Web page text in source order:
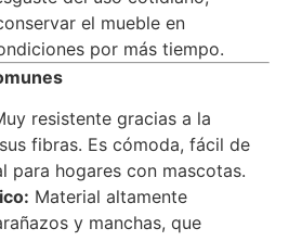
el mueble en
por más tiempo.
resistente gracias a la
fibras. Es cómoda, fácil de
para hogares con mascotas.
Material altamente
y manchas, que